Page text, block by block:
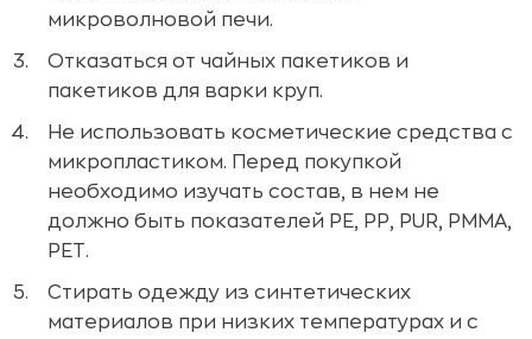
микроволновой печи.
Отказаться от чайных пакетиков и
пакетиков для варки круп.
Не использовать косметические средства с
микропластиком. Перед покупкой
необходимо изучать состав, в нем не
должно быть показателей PE, PP, PUR, PMMA,
PET.
Стирать одежду из синтетических
материалов при низких температурах и с